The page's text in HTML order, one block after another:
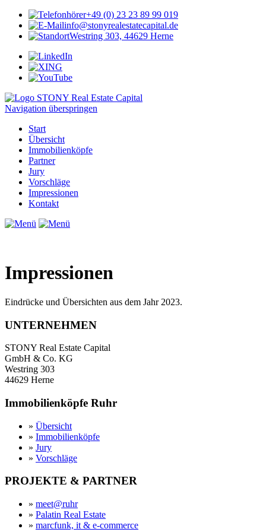
+49 (0) 23 23 89 99 019
info@stonyrealestatecapital.de
Westring 303, 44629 Herne
Navigation überspringen
Start
Übersicht
Immobilienköpfe
Partner
Jury
Vorschläge
Impressionen
Kontakt
Impressionen
Eindrücke und Übersichten aus dem Jahr 2023.
UNTERNEHMEN
STONY Real Estate Capital
GmbH & Co. KG
Westring 303
44629 Herne
Immobilienköpfe Ruhr
» Übersicht
» Immobilienköpfe
» Jury
» Vorschläge
PROJEKTE & PARTNER
» meet@ruhr
» Palatin Real Estate
» marcfunk, it & e-commerce